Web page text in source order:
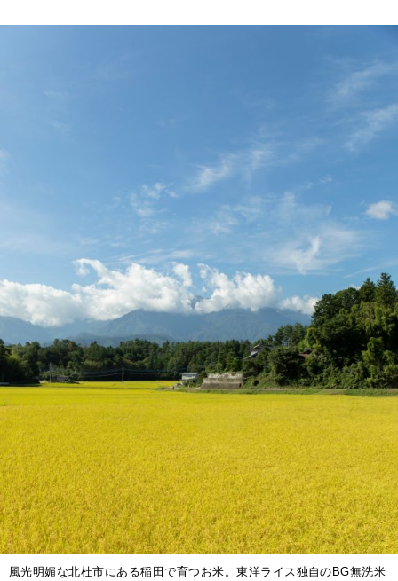
風光明媚な北杜市にある稲田で育つお米。東洋ライス独自のBG無洗米